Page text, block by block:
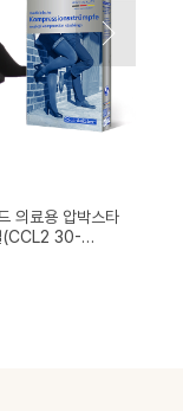
의료용 압박스타
(CCL2 30-